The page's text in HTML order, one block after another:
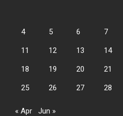
4 5 6 7
11 12 13 14
18 19 20 21
25 26 27 28
« Apr Jun »